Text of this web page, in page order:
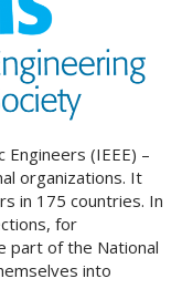
(IEEE) –
organizations. It
in 175 countries. In
for
part of the National
into